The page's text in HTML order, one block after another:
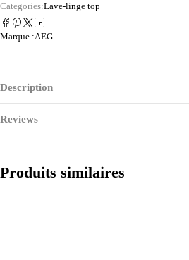
Categories:Lave-linge top
Marque :AEG
Description
Reviews
Produits similaires